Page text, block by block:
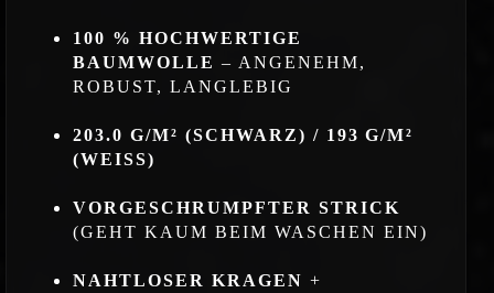
100 % HOCHWERTIGE
BAUMWOLLE – ANGENEHM,
ROBUST, LANGLEBIG
203.0 G/M² (SCHWARZ) / 193 G/M²
(WEISS)
VORGESCHRUMPFTER STRICK
(GEHT KAUM BEIM WASCHEN EIN)
NAHTLOSER KRAGEN +